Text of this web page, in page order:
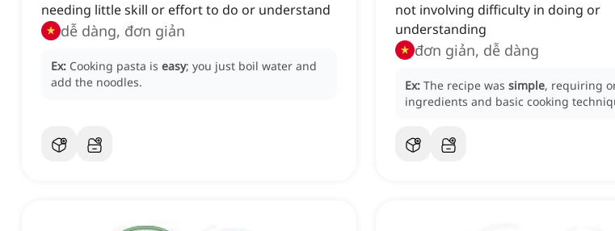
needing little skill or effort to do or understand
dễ dàng, đơn giản
Ex: Cooking pasta is easy; you just boil water and
add the noodles.
not involving difficulty in doing or
understanding
đơn giản, dễ dàng
Ex: The recipe was simple, requiring
ingredients and basic cooking